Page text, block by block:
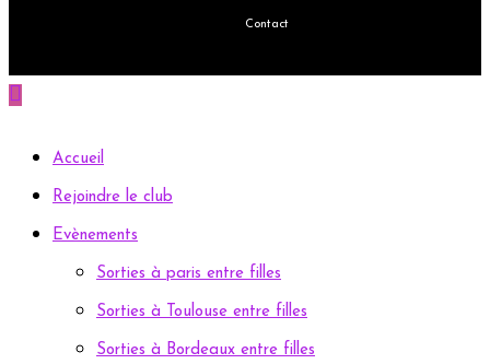
Contact
Accueil
Rejoindre le club
Evènements
Sorties à paris entre filles
Sorties à Toulouse entre filles
Sorties à Bordeaux entre filles